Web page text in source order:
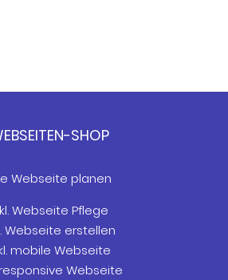
SHOP
Webseite planen
Webseite Pflege
Webseite erstellen
mobile Webseite
Webseite